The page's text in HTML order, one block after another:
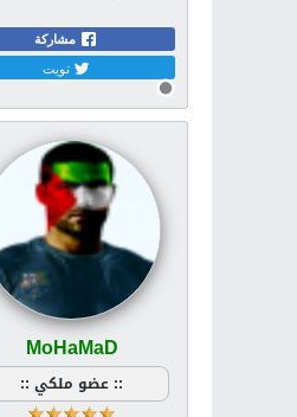
مشاركة
تويت
MoHaMaD
:: عضو ملكي ::